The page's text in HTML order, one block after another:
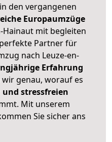
den vergangenen
Europaumzüge
Hainaut mit begleiten
Partner für
nach Leuze-en-
Erfahrung
genau, worauf es
stressfreien
Mit unserem
Sie sicher ans